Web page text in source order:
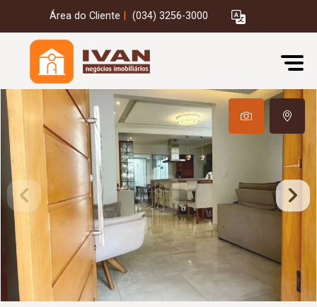
Área do Cliente (034) 3256-3000